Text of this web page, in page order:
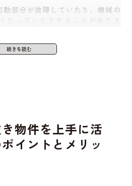
アしている場合が多いため、大
の流れが早く、開業日を明確に設
歴があると安心感が
部分が故障していたり、機械の
具合が分からないこともあるた
ージと合わないこと
物件を上手に活
イントとメリッ